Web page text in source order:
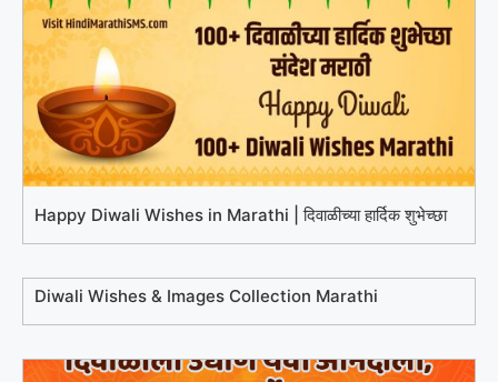
Happy Diwali Wishes in Marathi | दिवाळीच्या हार्दिक शुभेच्छा
Diwali Wishes & Images Collection Marathi